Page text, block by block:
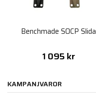
Benchmade SOCP Slida
1 095 kr
KAMPANJVAROR